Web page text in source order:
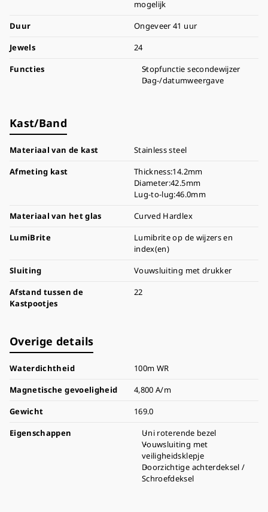
mogelijk
Duur
Ongeveer 41 uur
Jewels
24
Functies
Stopfunctie secondewijzer
Dag-/datumweergave
Kast/Band
Materiaal van de kast
Stainless steel
Afmeting kast
Thickness:14.2mm
Diameter:42.5mm
Lug-to-lug:46.0mm
Materiaal van het glas
Curved Hardlex
LumiBrite
Lumibrite op de wijzers en
index(en)
Sluiting
Vouwsluiting met drukker
Afstand tussen de
Kastpootjes
22
Overige details
Waterdichtheid
100m WR
Magnetische gevoeligheid
4,800 A/m
Gewicht
169.0
Eigenschappen
Uni roterende bezel
Vouwsluiting met
veiligheidsklepje
Doorzichtige achterdeksel /
Schroefdeksel